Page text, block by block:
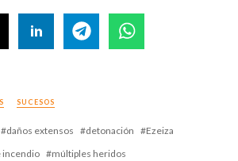
SUCESOS
daños extensos detonación
Ezeiza
incendio
múltiples heridos